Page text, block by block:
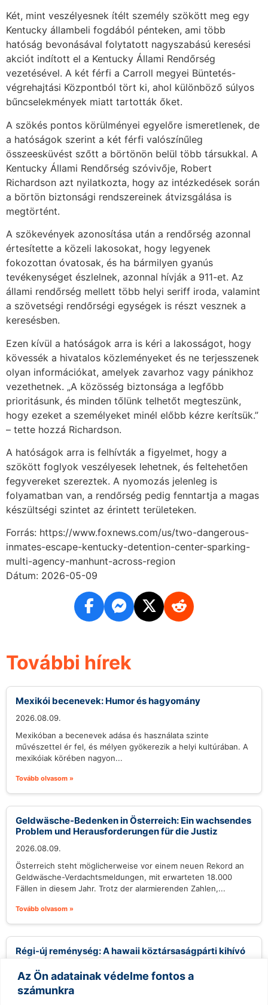
Az Ön adatainak védelme fontos a
számunkra
Két, mint veszélyesnek ítélt személy szökött meg egy
Kentucky állambeli fogdából pénteken, ami több
hatóság bevonásával folytatott nagyszabású keresési
akciót indított el a Kentucky Állami Rendőrség
vezetésével. A két férfi a Carroll megyei Büntetés-
végrehajtási Központból tört ki, ahol különböző súlyos
bűncselekmények miatt tartották őket.
A szökés pontos körülményei egyelőre ismeretlenek, de
a hatóságok szerint a két férfi valószínűleg
összeesküvést szőtt a börtönön belül több társukkal. A
Kentucky Állami Rendőrség szóvivője, Robert
Richardson azt nyilatkozta, hogy az intézkedések során
a börtön biztonsági rendszereinek átvizsgálása is
megtörtént.
A szökevények azonosítása után a rendőrség azonnal
értesítette a közeli lakosokat, hogy legyenek
fokozottan óvatosak, és ha bármilyen gyanús
tevékenységet észlelnek, azonnal hívják a 911-et. Az
állami rendőrség mellett több helyi seriff iroda, valamint
a szövetségi rendőrségi egységek is részt vesznek a
keresésben.
Ezen kívül a hatóságok arra is kéri a lakosságot, hogy
kövessék a hivatalos közleményeket és ne terjesszenek
olyan információkat, amelyek zavarhoz vagy pánikhoz
vezethetnek. „A közösség biztonsága a legfőbb
prioritásunk, és minden tőlünk telhetőt megteszünk,
hogy ezeket a személyeket minél előbb kézre kerítsük.”
– tette hozzá Richardson.
A hatóságok arra is felhívták a figyelmet, hogy a
szökött foglyok veszélyesek lehetnek, és feltehetően
fegyvereket szereztek. A nyomozás jelenleg is
folyamatban van, a rendőrség pedig fenntartja a magas
készültségi szintet az érintett területeken.
Forrás: https://www.foxnews.com/us/two-dangerous-
inmates-escape-kentucky-detention-center-sparking-
multi-agency-manhunt-across-region
Dátum: 2026-05-09
További hírek
Mexikói becenevek: Humor és hagyomány
2026.08.09.
Mexikóban a becenevek adása és használata szinte
művészettel ér fel, és mélyen gyökerezik a helyi kultúrában. A
mexikóiak körében nagyon...
Tovább olvasom »
Geldwäsche-Bedenken in Österreich: Ein wachsendes
Problem und Herausforderungen für die Justiz
2026.08.09.
Österreich steht möglicherweise vor einem neuen Rekord an
Geldwäsche-Verdachtsmeldungen, mit erwarteten 18.000
Fällen in diesem Jahr. Trotz der alarmierenden Zahlen,...
Tovább olvasom »
Régi-új reménység: A hawaii köztársaságpárti kihívó
esélyei
2026.08.09.
Gary Cordery, aki egy helyi építőipari vállalkozóból vált